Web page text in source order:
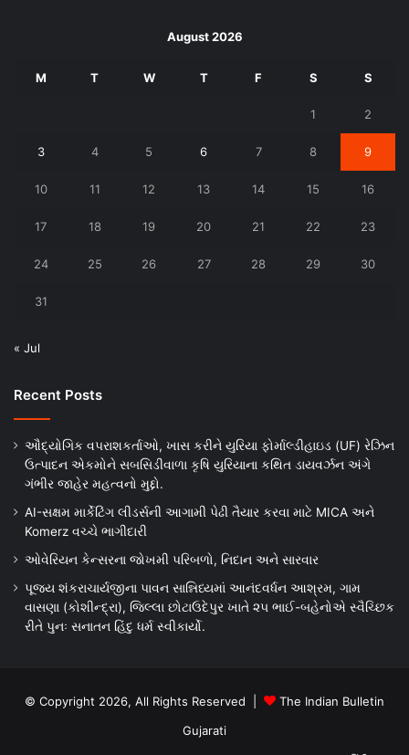
August 2026
M T W T F S S
1 2
3 4 5 6 7 8 9
10 11 12 13 14 15 16
17 18 19 20 21 22 23
24 25 26 27 28 29 30
31
« Jul
Recent Posts
ઔદ્યોગિક વપરાશકર્તાઓ, ખાસ કરીને યુરિયા ફોર્માલ્ડીહાઇડ (UF) રેઝિન
ઉત્પાદન એકમોને સબસિડીવાળા કૃષિ યુરિયાના કથિત ડાયવર્ઝન અંગે
ગંભીર જાહેર મહત્વનો મુદ્દો.
AI-સક્ષમ માર્કેટિંગ લીડર્સની આગામી પેઢી તૈયાર કરવા માટે MICA અને
Komerz વચ્ચે ભાગીદારી
ઓવેરિયન કેન્સરના જોખમી પરિબળો, નિદાન અને સારવાર
પૂજ્ય શંકરાચાર્યજીના પાવન સાન્નિધ્યમાં આનંદવર્ધન આશ્રમ, ગામ
વાસણા (કોશીન્દ્રા), જિલ્લા છોટાઉદેપુર ખાતે ૨૫ ભાઈ-બહેનોએ સ્વૈચ્છિક
રીતે પુનઃ સનાતન હિંદુ ધર્મ સ્વીકાર્યો.
© Copyright 2026, All Rights Reserved |
The Indian Bulletin
Gujarati